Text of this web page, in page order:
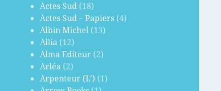
Actes Sud (18)
Actes Sud – Papiers (4)
Albin Michel (13)
Allia (12)
Alma Editeur (2)
Arléa (2)
Arpenteur (L') (1)